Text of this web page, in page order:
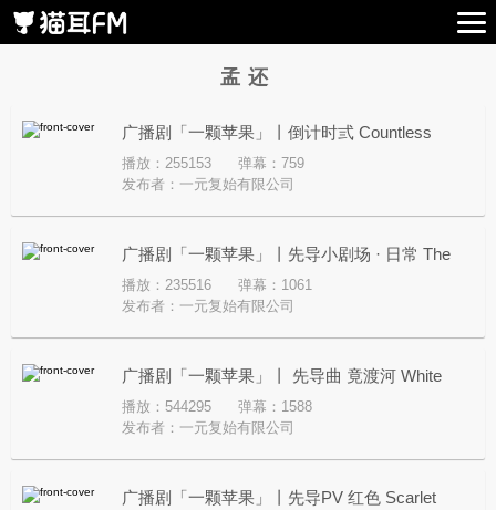
孟还
广播剧「一颗苹果」丨倒计时弎 Countless
dawns
播放：255153
弹幕：759
发布者： 一元复始有限公司
广播剧「一颗苹果」丨先导小剧场 · 日常 The
Fabric of Life
播放：235516
弹幕：1061
发布者： 一元复始有限公司
广播剧「一颗苹果」丨 先导曲 竟渡河 White
Whale
播放：544295
弹幕：1588
发布者： 一元复始有限公司
广播剧「一颗苹果」丨先导PV 红色 Scarlet